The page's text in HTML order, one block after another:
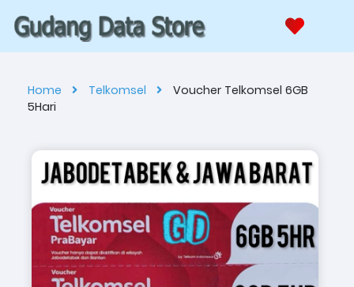
Home Telkomsel
Voucher Telkomsel 6GB
5Hari